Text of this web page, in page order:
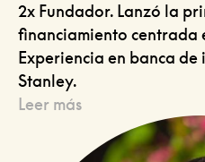
2x Fundador. Lanzó la
financiamiento centrada
Experiencia en banca
Stanley.
Leer más